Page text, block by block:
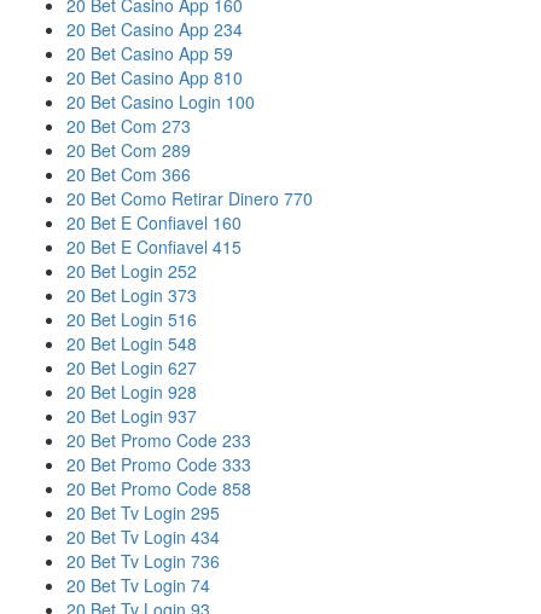
20 Bet Casino App 160
20 Bet Casino App 234
20 Bet Casino App 59
20 Bet Casino App 810
20 Bet Casino Login 100
20 Bet Com 273
20 Bet Com 289
20 Bet Com 366
20 Bet Como Retirar Dinero 770
20 Bet E Confiavel 160
20 Bet E Confiavel 415
20 Bet Login 252
20 Bet Login 373
20 Bet Login 516
20 Bet Login 548
20 Bet Login 627
20 Bet Login 928
20 Bet Login 937
20 Bet Promo Code 233
20 Bet Promo Code 333
20 Bet Promo Code 858
20 Bet Tv Login 295
20 Bet Tv Login 434
20 Bet Tv Login 736
20 Bet Tv Login 74
20 Bet Tv Login 93